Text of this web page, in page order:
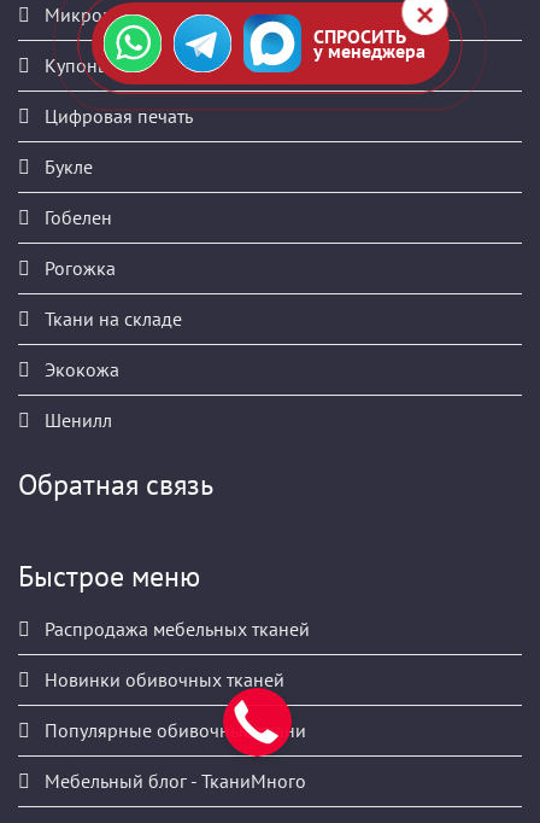
СПРОСИТЬ
у менеджера
Микровелюр
Купоны
Цифровая печать
Букле
Гобелен
Рогожка
Ткани на складе
Экокожа
Шенилл
Обратная связь
Быстрое меню
Распродажа мебельных тканей
Новинки обивочных тканей
Популярные обивочные ткани
Мебельный блог - ТканиМного